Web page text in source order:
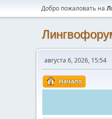
Добро пожаловать на
августа 6, 2026, 15:54
Начало